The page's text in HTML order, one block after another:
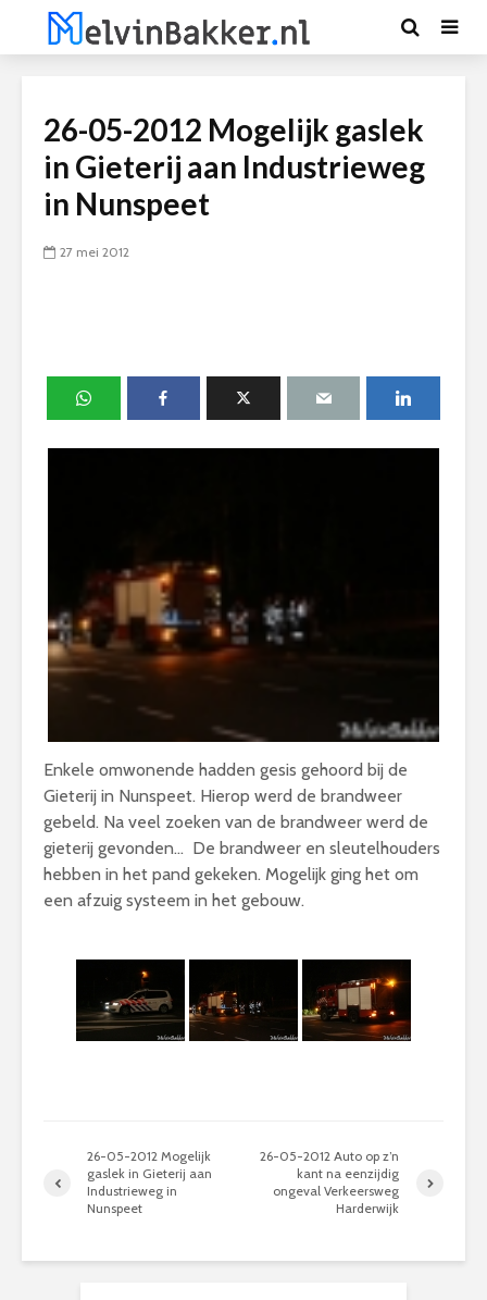
26-05-2012 Mogelijk gaslek
in Gieterij aan Industrieweg
in Nunspeet
27 mei 2012
Enkele omwonende hadden gesis gehoord bij de
Gieterij in Nunspeet. Hierop werd de brandweer
gebeld. Na veel zoeken van de brandweer werd de
gieterij gevonden… De brandweer en sleutelhouders
hebben in het pand gekeken. Mogelijk ging het om
een afzuig systeem in het gebouw.
26-05-2012 Mogelijk
gaslek in Gieterij aan
Industrieweg in
Nunspeet
26-05-2012 Auto op z’n
kant na eenzijdig
ongeval Verkeersweg
Harderwijk